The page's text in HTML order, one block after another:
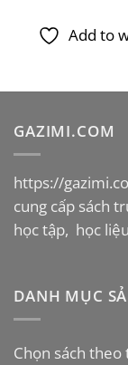
Add to
GAZIMI.COM
https://
cung cấp sách
học tập, học
DANH MỤC
Chọn sách theo